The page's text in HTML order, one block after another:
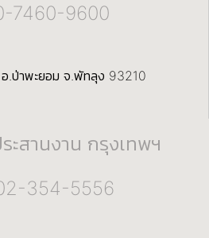
7460-9600
.ป่าพะยอม จ.พัทลุง 93210
ะสานงาน กรุงเทพฯ
354-5556